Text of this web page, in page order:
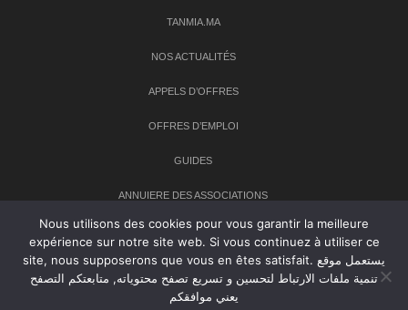
TANMIA.MA
NOS ACTUALITÉS
APPELS D’OFFRES
OFFRES D’EMPLOI
GUIDES
ANNUIERE DES ASSOCIATIONS
Newsletter
Inscrivez-vous à notre newsletter pour recevoir les dernières
Nous utilisons des cookies pour vous garantir la meilleure
expérience sur notre site web. Si vous continuez à utiliser ce
site, nous supposerons que vous en êtes satisfait. يستعمل موقع
تنمية ملفات الارتباط لتحسين و تسريع تصفح محتوياته, متابعتكم التصفح
يعني موافقكم